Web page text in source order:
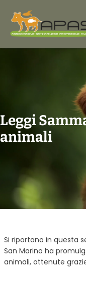
Leggi
animali
Si riportano in questa
San Marino ha
animali, ottenute